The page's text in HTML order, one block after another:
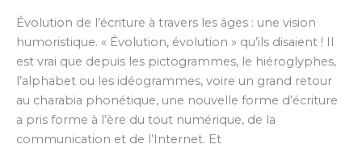
Évolution de l’écriture à travers les âges : une vision
humoristique. « Évolution, évolution » qu’ils disaient ! Il
est vrai que depuis les pictogrammes, le hiéroglyphes,
l’alphabet ou les idéogrammes, voire un grand retour
au charabia phonétique, une nouvelle forme d’écriture
a pris forme à l’ère du tout numérique, de la
communication et de l’Internet. Et